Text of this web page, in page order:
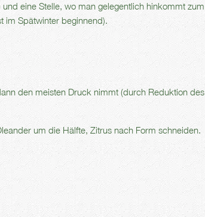
eine Stelle, wo man gelegentlich hinkommt zum
im Spätwinter beginnend).
den meisten Druck nimmt (durch Reduktion des
um die Hälfte, Zitrus nach Form schneiden.